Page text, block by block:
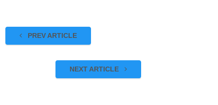
PREV ARTICLE
NEXT ARTICLE